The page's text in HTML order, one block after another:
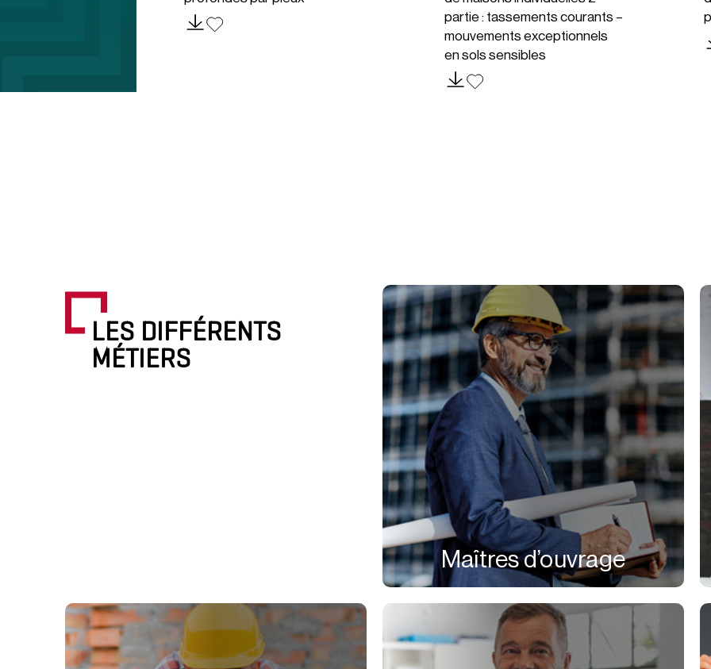
partie : tassements courants –
mouvements exceptionnels
en sols sensibles
LES DIFFÉRENTS
MÉTIERS
Maîtres d’ouvrage